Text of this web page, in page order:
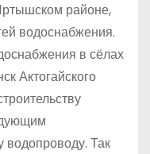
районе,
водоснабжения.
в сёлах
Актогайского
водопроводу. Так